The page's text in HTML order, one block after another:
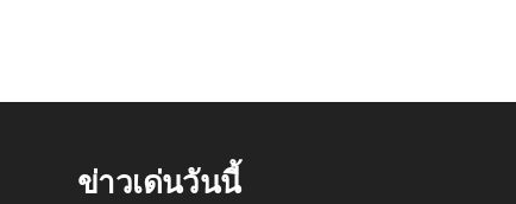
ข่าวเด่นวันนี้